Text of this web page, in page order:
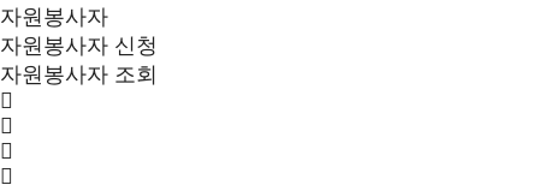
자원봉사자
자원봉사자 신청
자원봉사자 조회